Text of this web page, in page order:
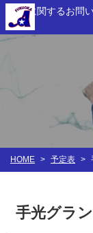
入部に関するお問
HOME > 予定表 >
手光グラ